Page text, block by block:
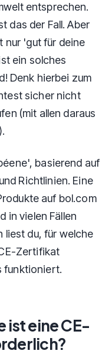
entsprechen.
das der Fall. Aber
nur 'gut für deine
ein solches
Denk hierbei zum
sicher nicht
(mit allen daraus
basierend auf
Richtlinien. Eine
auf bol.com
in vielen Fällen
liest du, für welche
Zertifikat
funktioniert.
ist eine CE-